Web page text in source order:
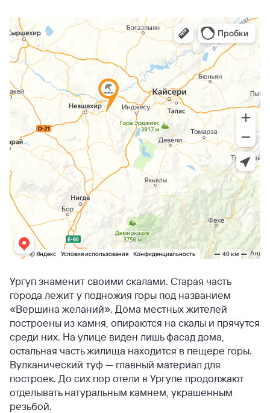
Ургуп знаменит своими скалами. Старая часть
города лежит у подножия горы под названием
«Вершина желаний». Дома местных жителей
построены из камня, опираются на скалы и прячутся
среди них. На улице виден лишь фасад дома,
остальная часть жилища находится в пещере горы.
Вулканический туф — главный материал для
построек. До сих пор отели в Ургупе продолжают
отделывать натуральным камнем, украшенным
резьбой.